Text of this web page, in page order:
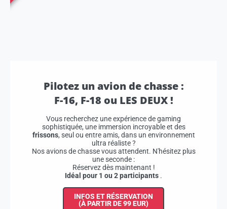
Pilotez un avion de chasse :
F-16, F-18 ou LES DEUX !
Vous recherchez une expérience de gaming
sophistiquée, une immersion incroyable et des
frissons, seul ou entre amis, dans un environnement
ultra réaliste ?
Nos avions de chasse vous attendent. N'hésitez plus
une seconde :
Réservez dès maintenant !
Idéal pour 1 ou 2 participants .
INFOS ET RÉSERVATION
(À PARTIR DE 99 EUR)